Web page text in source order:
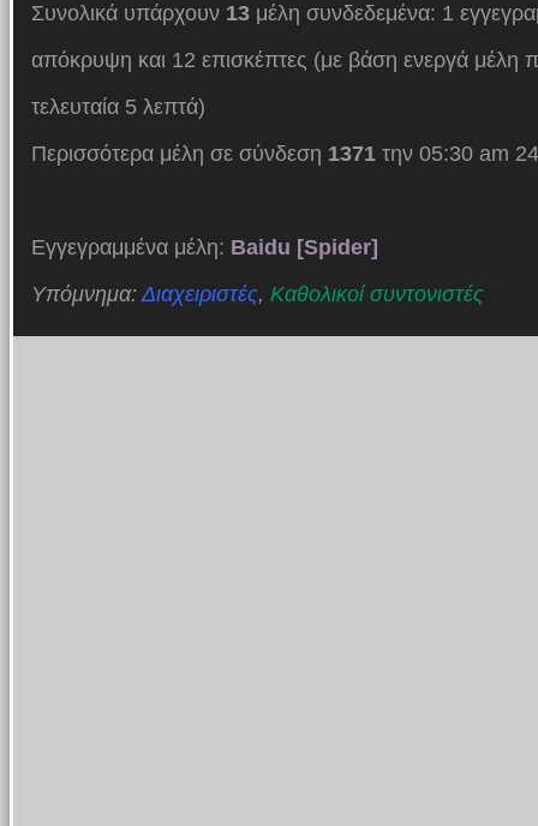
Συνολικά υπάρχουν 13μέλη συνδεδεμένα: 1
απόκρυψη και 12 επισκέπτες (με βάση ενεργά μέλη
τελευταία 5 λεπτά)
Περισσότερα μέλη σε σύνδεση 1371την 05:30 am
Εγγεγραμμένα μέλη: Baidu [Spider]
Υπόμνημα:Διαχειριστές, Καθολικοί συντονιστές